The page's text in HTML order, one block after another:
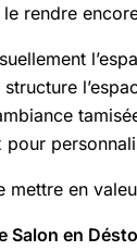
rendre
pour
mettre en
Salon en